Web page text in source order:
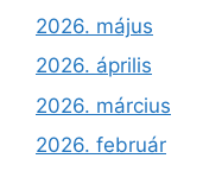
2026. május
2026. április
2026. március
2026. február